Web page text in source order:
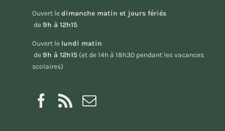
Ouvert ledimanche matin et jours fériés
de9h à 12h15
Ouvert le lundi matin
de9h à 12h15(et de 14h à 18h30 pendant les vacances
scolaires)